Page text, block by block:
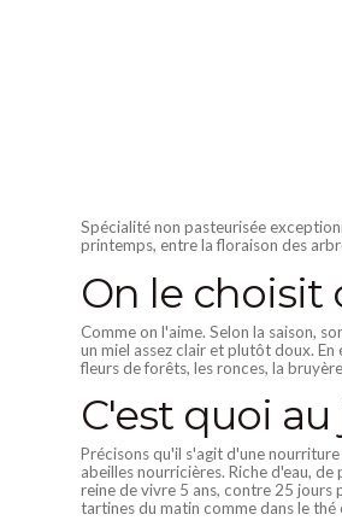
Spécialité non pasteurisée
printemps, entre la floraison des
On le choisit
Comme on l'aime. Selon la saison,
un miel assez clair et plutôt doux.
fleurs de forêts, les ronces, la
C'est quoi au
Précisons qu'il s'agit d'une nourriture
abeilles nourricières. Riche d'eau,
reine de vivre 5 ans, contre 25 jours
tartines du matin comme dans le thé